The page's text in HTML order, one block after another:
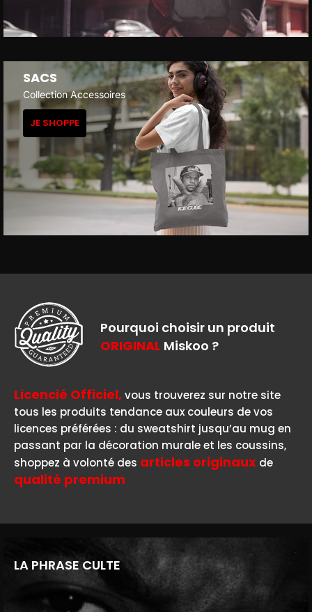
SACS
Collection Accessoires
JE SHOPPE
Pourquoi choisir un produit
ORIGINAL Miskoo ?
Licencié Officiel,vous trouverez sur notre site
tous les produits tendance aux couleurs de vos
licences préférées : du sweatshirt jusqu’au mug en
passant par la décoration murale et les coussins,
shoppez à volonté des articles originaux de
qualité premium
LA PHRASE CULTE